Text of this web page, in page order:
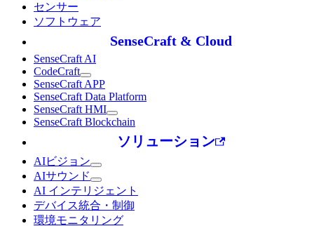
センサー
ソフトウェア
SenseCraft & Cloud
SenseCraft AI
CodeCraft
SenseCraft APP
SenseCraft Data Platform
SenseCraft HMI
SenseCraft Blockchain
ソリューション
AIビジョン
AIサウンド
AI インテリジェント
デバイス統合・制御
環境モニタリング